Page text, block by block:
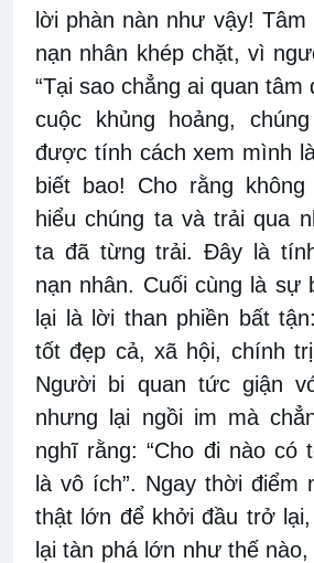
lời phàn nàn như vậy!
nạn nhân khép chặt, vì
“Tại sao chẳng ai quan tâm
cuộc khủng hoảng,
được tính cách xem mình
biết bao! Cho rằng
hiểu chúng ta và trải qua
ta đã từng trải. Đây là
nạn nhân. Cuối cùng là sự
lại là lời than phiền bất
tốt đẹp cả, xã hội, chính
Người bi quan tức giận
nhưng lại ngồi im mà
nghĩ rằng: “Cho đi nào có
là vô ích”. Ngay thời điểm
thật lớn để khởi đầu trở
lại tàn phá lớn như thế